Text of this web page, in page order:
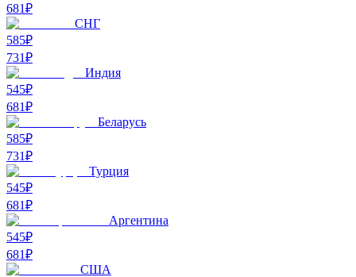
681₽
СНГ
585₽
731₽
Индия
545₽
681₽
Беларусь
585₽
731₽
Турция
545₽
681₽
Аргентина
545₽
681₽
США